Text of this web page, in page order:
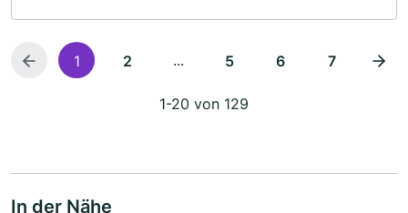
1 2 ... 5 6 7
1-20 von 129
In der Nähe